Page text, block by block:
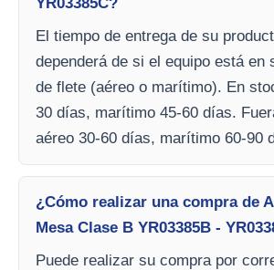
El tiempo de entrega de su
dependerá de si el equipo está en
de flete (aéreo o marítimo). En
30 días, marítimo 45-60 días.
aéreo 30-60 días, marítimo 60-90
¿Cómo realizar una compra de
Mesa Clase B YR03385B -
Puede realizar su compra por